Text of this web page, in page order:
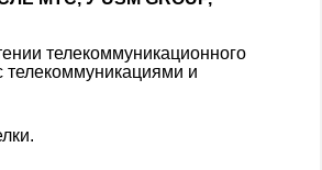
телекоммуникационного
телекоммуникациями и